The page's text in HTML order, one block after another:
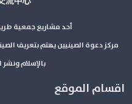
أحد مشاريع جمعية
مركز دعوة الصينيين يهتم بتعريف
بالإسلام
اقسام الموقع